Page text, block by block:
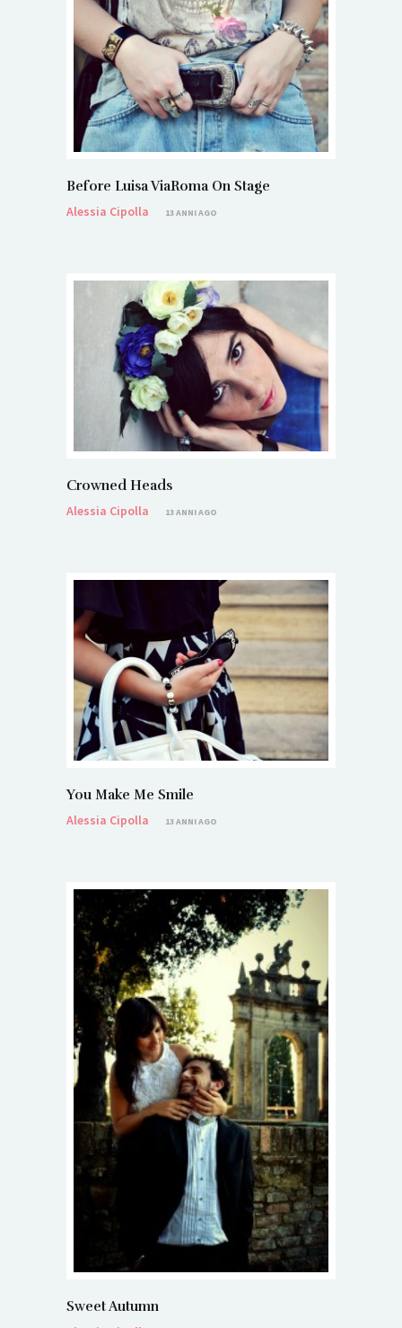
Before Luisa ViaRoma On Stage
Alessia Cipolla
13 ANNI AGO
Crowned Heads
Alessia Cipolla
13 ANNI AGO
You Make Me Smile
Alessia Cipolla
13 ANNI AGO
Sweet Autumn